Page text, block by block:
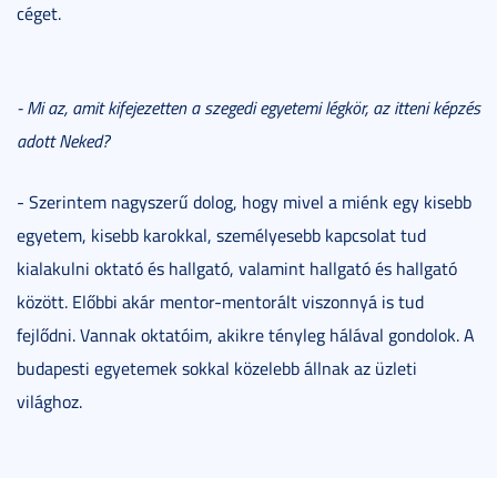
céget.
- Mi az, amit kifejezetten a szegedi egyetemi légkör, az itteni képzés
adott Neked?
- Szerintem nagyszerű dolog, hogy mivel a miénk egy kisebb
egyetem, kisebb karokkal, személyesebb kapcsolat tud
kialakulni oktató és hallgató, valamint hallgató és hallgató
között. Előbbi akár mentor-mentorált viszonnyá is tud
fejlődni. Vannak oktatóim, akikre tényleg hálával gondolok. A
budapesti egyetemek sokkal közelebb állnak az üzleti
világhoz.